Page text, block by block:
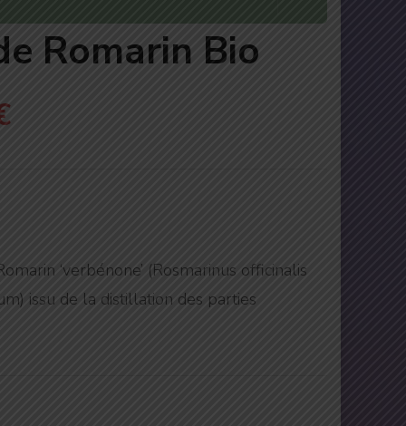
Romarin Bio
9,00€.
‘verbénone’ (Rosmarinus officinalis
) issu de la distillation des parties